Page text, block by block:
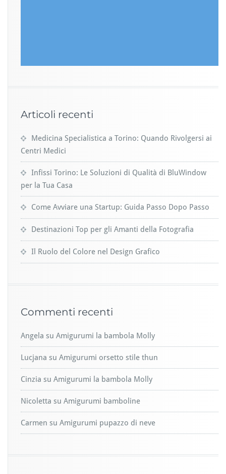
Articoli recenti
Medicina Specialistica a Torino: Quando Rivolgersi ai
Centri Medici
Infissi Torino: Le Soluzioni di Qualità di BluWindow
per la Tua Casa
Come Avviare una Startup: Guida Passo Dopo Passo
Destinazioni Top per gli Amanti della Fotografia
Il Ruolo del Colore nel Design Grafico
Commenti recenti
Angela su Amigurumi la bambola Molly
Lucjana su Amigurumi orsetto stile thun
Cinzia su Amigurumi la bambola Molly
Nicoletta su Amigurumi bamboline
Carmen su Amigurumi pupazzo di neve